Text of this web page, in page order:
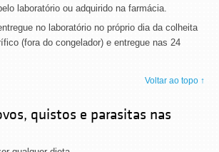
laboratório ou adquirido na farmácia.
no laboratório no próprio dia da colheita
(fora do congelador) e entregue nas 24
Voltar ao topo ↑
quistos e parasitas nas